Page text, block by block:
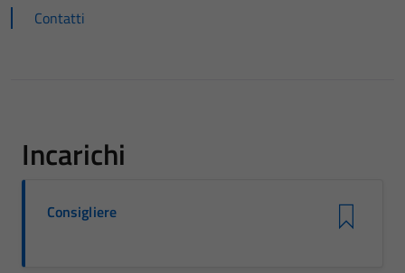
Contatti
Incarichi
Consigliere